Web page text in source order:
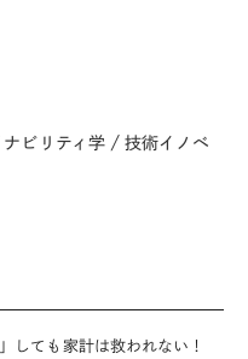
ビリティ学
技術イノベ
しても家計は救われない！